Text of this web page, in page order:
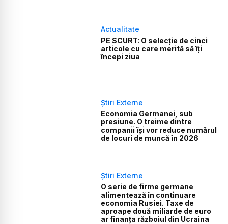
Actualitate
PE SCURT: O selecție de cinci
articole cu care merită să îți
începi ziua
Știri Externe
Economia Germanei, sub
presiune. O treime dintre
companii își vor reduce numărul
de locuri de muncă în 2026
Știri Externe
O serie de firme germane
alimentează în continuare
economia Rusiei. Taxe de
aproape două miliarde de euro
ar finanța războiul din Ucraina